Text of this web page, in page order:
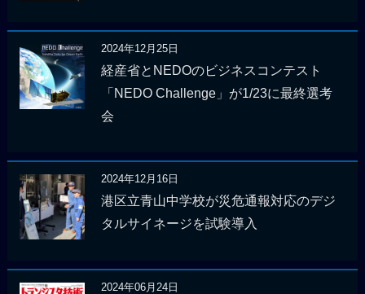
2024年12月25日
経産省とNEDOのビジネスコンテスト
「NEDO Challenge」が1/23に最終選考
会
2024年12月16日
港区立青山中学校が災危通報対応のデジ
タルサイネージを試験導入
2024年06月24日